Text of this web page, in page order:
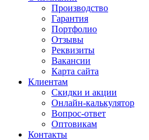
Производство
Гарантия
Портфолио
Отзывы
Реквизиты
Вакансии
Карта сайта
Клиентам
Скидки и акции
Онлайн-калькулятор
Вопрос-ответ
Оптовикам
Контакты